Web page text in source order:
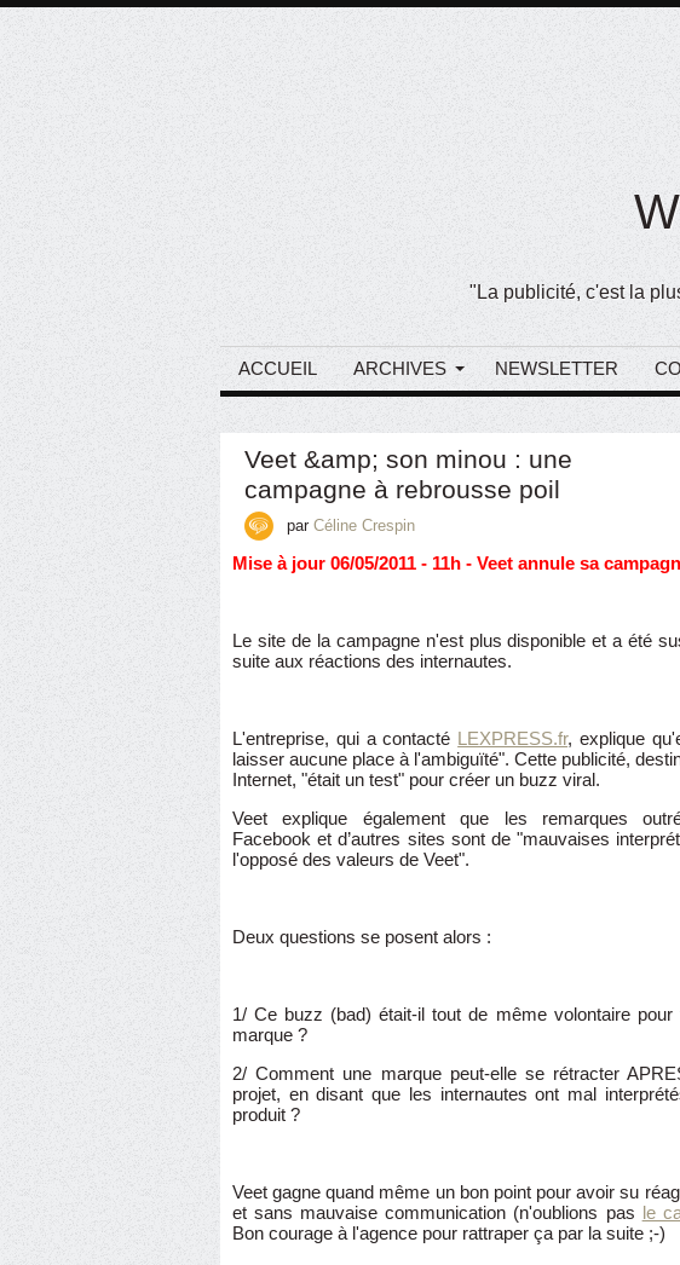
"La publicité, c'est la
ACCUEIL ARCHIVES NEWSLETTER
Veet &amp; son minou : une
campagne à rebrousse poil
par Céline Crespin
Mise à jour 06/05/2011 - 11h - Veet annule sa
Le site de la campagne n'est plus disponible et a été
suite aux réactions des internautes.
L'entreprise, qui a contacté LEXPRESS.fr, explique
laisser aucune place à l'ambiguïté". Cette publicité,
Internet, "était un test" pour créer un buzz viral.
Veet explique également que les remarques
Facebook et d’autres sites sont de "mauvaises
l'opposé des valeurs de Veet".
Deux questions se posent alors :
1/ Ce buzz (bad) était-il tout de même volontaire pour
marque ?
2/ Comment une marque peut-elle se rétracter
projet, en disant que les internautes ont mal
produit ?
Veet gagne quand même un bon point pour avoir su
et sans mauvaise communication (n'oublions pas le
Bon courage à l'agence pour rattraper ça par la suite ;-)